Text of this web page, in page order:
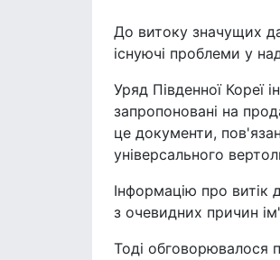
До витоку значущих
існуючі проблеми у
Уряд Південної Кореї
запропоновані на
це документи,
універсального
Інформацію про
з очевидних причин
Тоді обговорювалося